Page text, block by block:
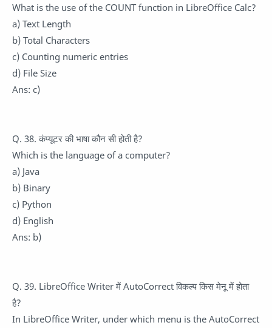
What is the use of the COUNT function in LibreOffice Calc?
a) Text Length
b) Total Characters
c) Counting numeric entries
d) File Size
Ans: c)
Q. 38. कंप्यूटर की भाषा कौन सी होती है?
Which is the language of a computer?
a) Java
b) Binary
c) Python
d) English
Ans: b)
Q. 39. LibreOffice Writer में AutoCorrect विकल्प किस मेनू में होता
है?
In LibreOffice Writer, under which menu is the AutoCorrect